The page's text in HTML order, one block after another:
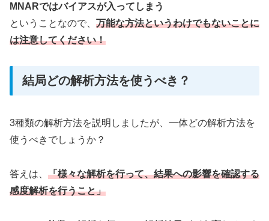
MNARではバイアスが入ってしまう
ということなので、 万能な方法というわけでもないことに
は注意してください！
結局どの解析方法を使うべき？
3種類の解析方法を説明しましたが、一体どの解析方法を
使うべきでしょうか？
答えは、 「様々な解析を行って、結果への影響を確認する
感度解析を行うこと」